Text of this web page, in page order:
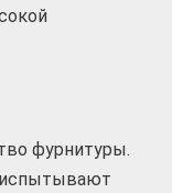
фурнитуры.
испытывают